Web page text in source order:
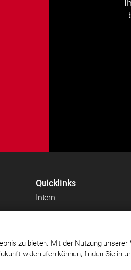
Quicklinks
Intern
zu bieten. Mit der Nutzung
widerrufen können, finden Sie in